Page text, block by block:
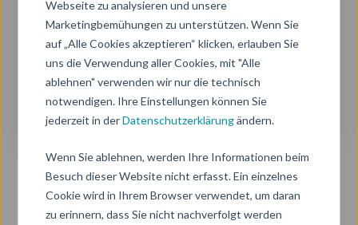
Webseite zu analysieren und unsere
Marketingbemühungen zu unterstützen. Wenn Sie
auf „Alle Cookies akzeptieren“ klicken, erlauben Sie
uns die Verwendung aller Cookies, mit "Alle
ablehnen" verwenden wir nur die technisch
notwendigen. Ihre Einstellungen können Sie
jederzeit in derDatenschutzerklärungändern.
Wenn Sie ablehnen, werden Ihre Informationen beim
Besuch dieser Website nicht erfasst. Ein einzelnes
Cookie wird in Ihrem Browser verwendet, um daran
zu erinnern, dass Sie nicht nachverfolgt werden
Data
SQL-Datenbank in Microsoft Fabric:
Optimiert OLTP-Workloads
Freitag, 29. November 2024 2 Min. Lesezeit